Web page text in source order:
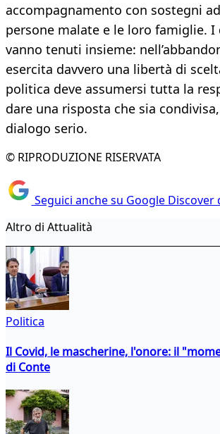
accompagnamento con sostegni
persone malate e le loro famiglie. I
vanno tenuti insieme:
esercita davvero una libertà di
politica deve assumersi tutta la
dare una risposta che sia
dialogo serio.
© RIPRODUZIONE RISERVATA
Seguici anche su Google Discover
Altro di Attualità
Politica
Il Covid, le mascherine, l'onore: il
di Conte